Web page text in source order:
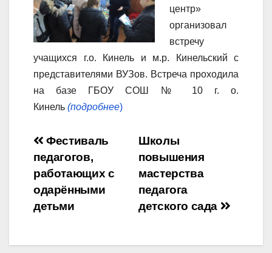
центр»
организовал
встречу
учащихся г.о. Кинель и м.р. Кинельский с
представителями ВУЗов. Встреча проходила
на базе ГБОУ СОШ № 10 г. о.
Кинель (подробнее)
Навигация
по
записям
Школы
повышения
мастерства
педагога
детского сада
Фестиваль
педагогов,
работающих с
одарёнными
детьми